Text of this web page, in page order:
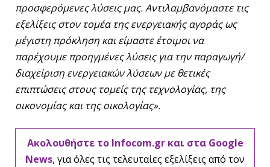
προσφερόμενες λύσεις μας. Αντιλαμβανόμαστε τις
εξελίξεις στον τομέα της ενεργειακής αγοράς ως
μέγιστη πρόκληση και είμαστε έτοιμοι να
παρέχουμε προηγμένες λύσεις για την παραγωγή/
διαχείριση ενεργειακών λύσεων με θετικές
επιπτώσεις στους τομείς της τεχνολογίας, της
οικονομίας και της οικολογίας».
Ακολουθήστε το Infocom.gr και στα Google
News, για όλες τις τελευταίες εξελίξεις από τον